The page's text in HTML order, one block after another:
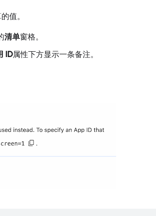
值。
清单窗格。
ID属性下方显示一条备注。